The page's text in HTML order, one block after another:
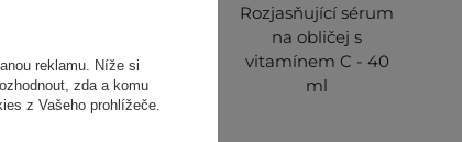
a mikrojehličkami -
20 g
Rozjasňující sérum
na obličej s
vitamínem C - 40
ml
reklamu. Níže si
zda a komu
z Vašeho prohlížeče.